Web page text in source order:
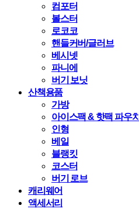
컴포터
볼스터
로코코
핸들커버/글러브
베시넷
파니에
버기 보닛
산책용품
가방
아이스팩 & 핫팩 파우치
인형
베일
블랭킷
코스터
버기 로브
캐리웨어
액세서리